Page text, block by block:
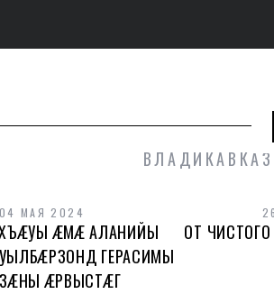
04 МАЯ 2024
ÆМÆ АЛАНИЙЫ
ГЕРАСИМЫ
ÆРВЫСТÆГ
ОТ